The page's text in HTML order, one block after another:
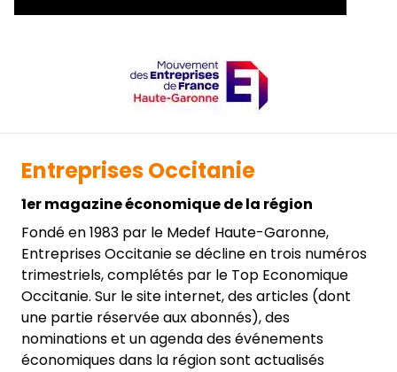
Entreprises Occitanie
1er magazine économique de la région
Fondé en 1983 par le Medef Haute-Garonne,
Entreprises Occitanie se décline en trois numéros
trimestriels, complétés par le Top Economique
Occitanie. Sur le site internet, des articles (dont
une partie réservée aux abonnés), des
nominations et un agenda des événements
économiques dans la région sont actualisés